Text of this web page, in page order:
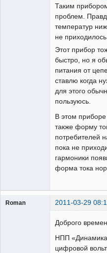
Таким
проблем.
температур
не приходилось
Этот прибор
быстро, но я
питания от
ставлю когда
для этого
пользуюсь.
В этом приборе
также форму
потребителей
пока не
гармоники
форма тока
Roman 2011-03-29
Доброго
НПП
цифровой